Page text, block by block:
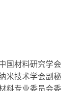
材料研究学会
米技术学会副秘
料专业委员会委